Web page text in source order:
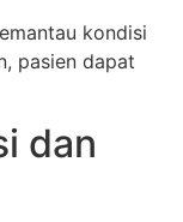
kondisi
pasien dapat
dan